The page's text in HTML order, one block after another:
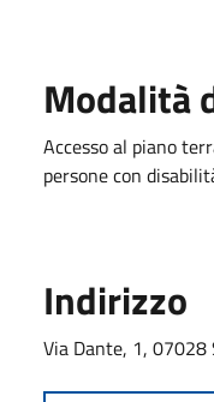
Modalità
Accesso al piano
persone con
Indirizzo
Via Dante, 1, 07028